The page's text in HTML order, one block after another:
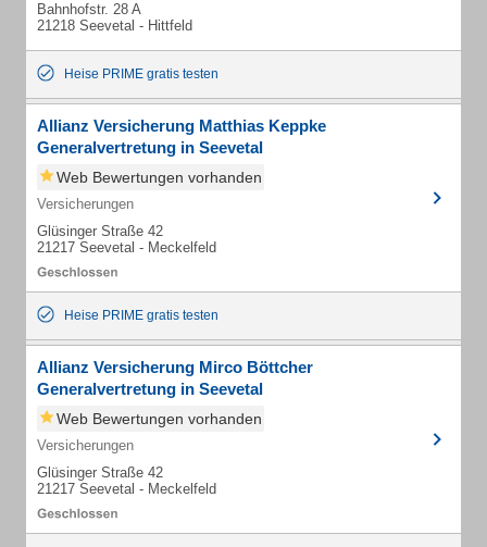
Bahnhofstr. 28 A
21218 Seevetal - Hittfeld
Heise PRIME gratis testen
Allianz Versicherung Matthias Keppke
Generalvertretung in Seevetal
Web Bewertungen vorhanden
Versicherungen
Glüsinger Straße 42
21217 Seevetal - Meckelfeld
Heise PRIME gratis testen
Allianz Versicherung Mirco Böttcher
Generalvertretung in Seevetal
Web Bewertungen vorhanden
Versicherungen
Glüsinger Straße 42
21217 Seevetal - Meckelfeld